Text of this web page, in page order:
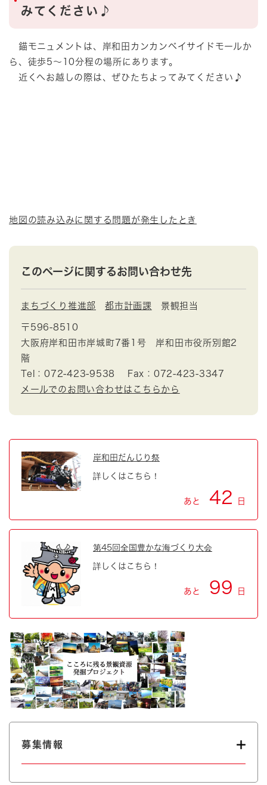
みてください♪
錨モニュメントは、岸和田カンカンベイサイドモールか
ら、徒歩5～10分程の場所にあります。
近くへお越しの際は、ぜひたちよってみてください♪
地図の読み込みに関する問題が発生したとき
このページに関するお問い合わせ先
まちづくり推進部 都市計画課 景観担当
〒596-8510
大阪府岸和田市岸城町7番1号 岸和田市役所別館2
階
Tel：072-423-9538
Fax：072-423-3347
メールでのお問い合わせはこちらから
岸和田だんじり祭
詳しくはこちら！
あと 42 日
第45回全国豊かな海づくり大会
詳しくはこちら！
あと 99 日
募集情報